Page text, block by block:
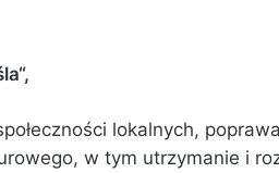
lokalnych,
w tym utrzymanie i